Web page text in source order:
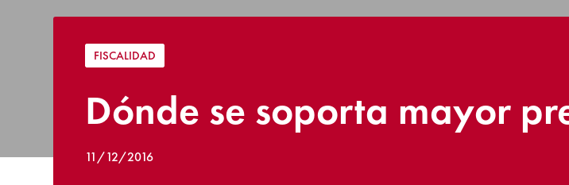
FISCALIDAD
Dónde se soporta mayor
11/12/2016